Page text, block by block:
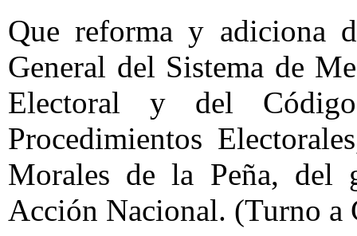
Que reforma y adiciona
General del Sistema de
Electoral y del
Procedimientos
Morales de la Peña, del
Acción Nacional. (Turno a